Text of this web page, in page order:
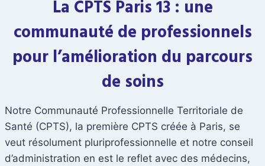
La CPTS Paris 13 : une
communauté de professionnels
pour l’amélioration du parcours
de soins
Notre Communauté Professionnelle Territoriale de
Santé (CPTS), la première CPTS créée à Paris, se
veut résolument pluriprofessionnelle et notre conseil
d’administration en est le reflet avec des médecins,